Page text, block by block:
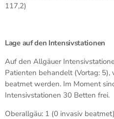
117,2)
Lage auf den Intensivstationen
Auf den Allgäuer
Patienten behandelt (Vortag: 5),
beatmet werden. Im Moment
Intensivstationen 30 Betten frei.
Oberallgäu: 1 (0 invasiv